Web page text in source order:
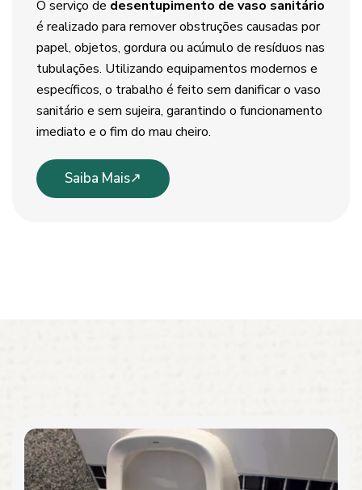
O serviço de desentupimento de vaso sanitário
é realizado para remover obstruções causadas por
papel, objetos, gordura ou acúmulo de resíduos nas
tubulações. Utilizando equipamentos modernos e
específicos, o trabalho é feito sem danificar o vaso
sanitário e sem sujeira, garantindo o funcionamento
imediato e o fim do mau cheiro.
Saiba Mais